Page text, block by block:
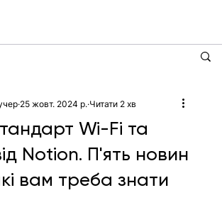
Wi-Fi та
Notion. П'ять новин
вам треба знати
25 жовт. 2024 р. Читати 2 хв